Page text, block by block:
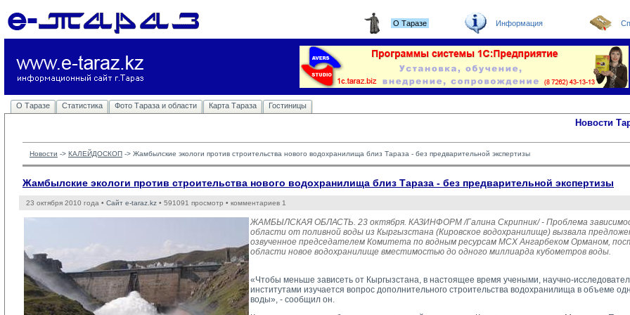
О Таразе Информация
О Таразе Статистика Фото Тараза и области Карта Тараза Гостиницы
Новости
Новости -> КАЛЕЙДОСКОП -> Жамбылские экологи против строительства нового водохранилища близ Тараза - без предварительной экспертизы
Жамбылские экологи против строительства нового водохранилища близ Тараза - без предварительной экспертизы
23 октября 2010 года • Сайт e-taraz.kz • 591091 просмотр • комментариев 1
ЖАМБЫЛСКАЯ ОБЛАСТЬ. 23 октября. КАЗИНФОРМ /Галина Скрипник/ - Проблема
области от поливной воды из Кыргызстана (Кировское водохранилище) вызвала
озвученное председателем Комитета по водным ресурсам МСХ Ангарбеком Орманом,
области новое водохранилище вместимостью до одного миллиарда кубометров воды.
«Чтобы меньше зависеть от Кыргызстана, в настоящее время учеными, научно-
институтами изучается вопрос дополнительного строительства водохранилища в объеме
воды», - сообщил он.